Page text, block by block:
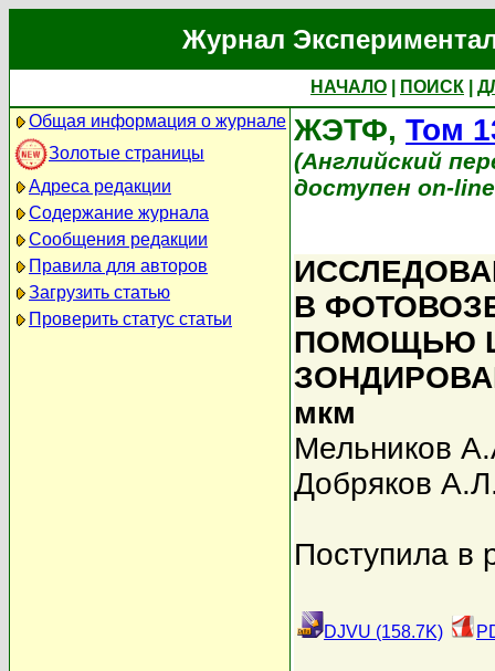
Журнал
НАЧАЛО ПОИСК
Общая информация о журнале
Золотые страницы
Адреса редакции
Содержание журнала
Сообщения редакции
Правила для авторов
Загрузить статью
Проверить статус статьи
ЖЭТФ, Том
(Английский
доступен on-
В
ПОМОЩЬЮ
мкм
Мельников
Добряков
Поступила в
DJVU (158.7K)